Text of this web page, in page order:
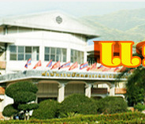
PROVINCE